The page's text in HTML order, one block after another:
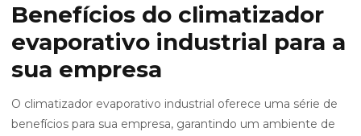
Benefícios do climatizador
evaporativo industrial para a
sua empresa
O climatizador evaporativo industrial oferece uma série de
benefícios para sua empresa, garantindo um ambiente de